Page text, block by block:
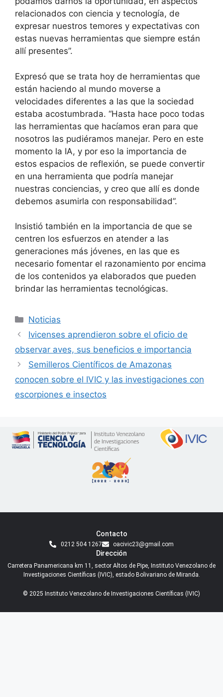
relacionados con ciencia y tecnología, de
expresar nuestros temores y expectativas con
estas nuevas herramientas que siempre están
allí presentes”.
Expresó que se trata hoy de herramientas que
están haciendo al mundo moverse a
velocidades diferentes a las que la sociedad
estaba acostumbrada. “Hasta hace poco todas
las herramientas que hacíamos eran para que
nosotros las pudiéramos manejar. Pero en este
momento la IA, y por eso la importancia de
estos espacios de reflexión, se puede convertir
en una herramienta que podría manejar
nuestras conciencias, y creo que allí es donde
debemos asumirla con responsabilidad”.
Insistió también en la importancia de que se
centren los esfuerzos en atender a las
generaciones más jóvenes, en las que es
necesario fomentar el razonamiento por encima
de los contenidos ya elaborados que pueden
brindar las herramientas tecnológicas.
Noticias
Ivicenses aprendieron sobre el oficio de
observar aves, sus beneficios e importancia
Semilleros Científicos de Amazonas
conocen sobre el IVIC y las investigaciones con
escorpiones e insectos
Contacto
0212 504 1267 oacivic23@gmail.com
Dirección
Carretera Panamericana km 11, sector Altos de Pipe, Instituto Venezolano de
Investigaciones Científicas (IVIC), estado Bolivariano de Miranda.
© 2025 Instituto Venezolano de Investigaciones Científicas (IVIC)